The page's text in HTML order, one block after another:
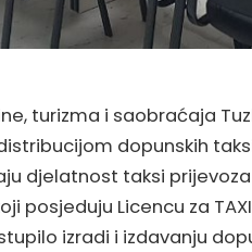
turizma i saobraćaja
dopunskih
djelatnost taksi
posjeduju Licencu za
izradi i izdavanju